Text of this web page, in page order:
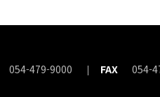
054-479-9000 FAX 054-